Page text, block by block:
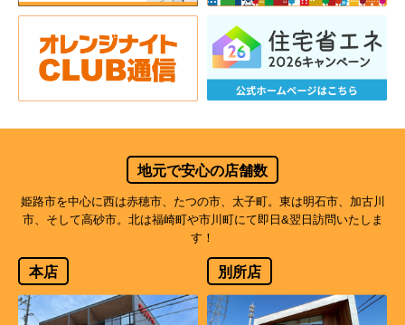
地元で安心の店舗数
姫路市を中心に西は赤穂市、たつの市、太子町。東は明石市、加古川
市、そして高砂市。北は福崎町や市川町にて即日&翌日訪問いたしま
す！
本店 別所店